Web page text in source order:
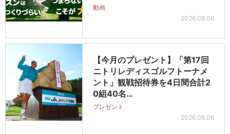
動画
2026.08.06
【今月のプレゼント】「第17回
ニトリレディスゴルフトーナメ
ント」観戦招待券を4日間合計2
0組40名…
プレゼント
2026.08.06